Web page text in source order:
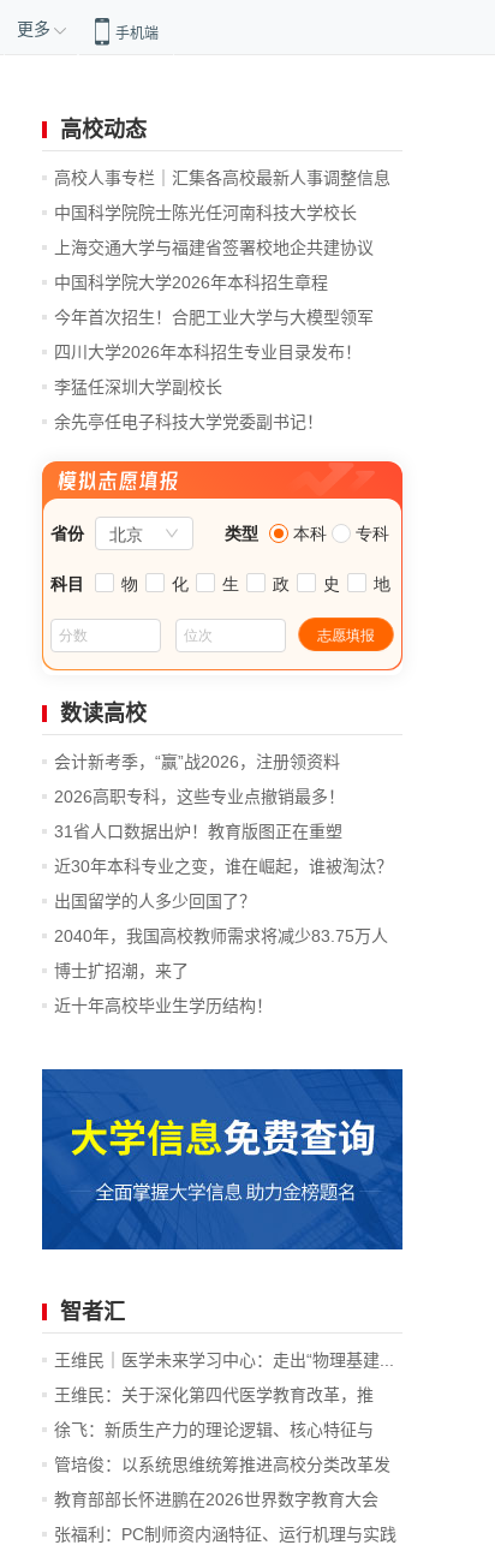
更多 手机端
高校动态
高校人事专栏｜汇集各高校最新人事调整信息
中国科学院院士陈光任河南科技大学校长
上海交通大学与福建省签署校地企共建协议
中国科学院大学2026年本科招生章程
今年首次招生！合肥工业大学与大模型领军
企...
四川大学2026年本科招生专业目录发布！
李猛任深圳大学副校长
余先亭任电子科技大学党委副书记！
数读高校
会计新考季，“赢”战2026，注册领资料
2026高职专科，这些专业点撤销最多！
31省人口数据出炉！教育版图正在重塑
近30年本科专业之变，谁在崛起，谁被淘汰？
出国留学的人多少回国了？
2040年，我国高校教师需求将减少83.75万人
博士扩招潮，来了
近十年高校毕业生学历结构！
智者汇
王维民｜医学未来学习中心：走出“物理基建...
王维民：关于深化第四代医学教育改革，推
进...
徐飞：新质生产力的理论逻辑、核心特征与
战...
管培俊：以系统思维统筹推进高校分类改革发
展
教育部部长怀进鹏在2026世界数字教育大会
上...
张福利：PC制师资内涵特征、运行机理与实践